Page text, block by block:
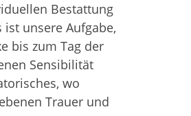
Bestattung
ist unsere Aufgabe,
bis zum Tag der
Sensibilität
wo
Trauer und